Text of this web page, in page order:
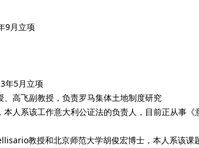
9月立项
年5月立项
高飞副教授，负责罗马集体土地制度研究
人系该工作意大利公证法的负责人，目前正从事
教授和北京师范大学胡俊宏博士，本人系该课